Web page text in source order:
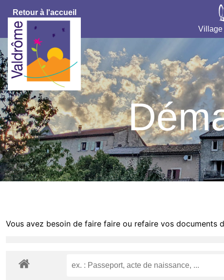
Retour à l'accueil
Village
Vous avez besoin de faire faire ou refaire vos documents